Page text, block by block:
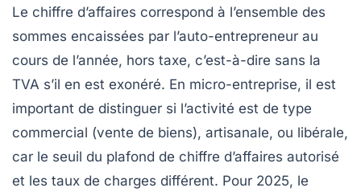
Le chiffre d’affaires correspond à l’ensemble des
sommes encaissées par l’auto-entrepreneur au
cours de l’année, hors taxe, c’est-à-dire sans la
TVA s’il en est exonéré. En micro-entreprise, il est
important de distinguer si l’activité est de type
commercial (vente de biens), artisanale, ou libérale,
car le seuil du plafond de chiffre d’affaires autorisé
et les taux de charges différent. Pour 2025, le